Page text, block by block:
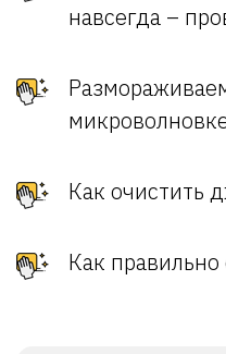
навсегда –
Как очистить
Как правильно